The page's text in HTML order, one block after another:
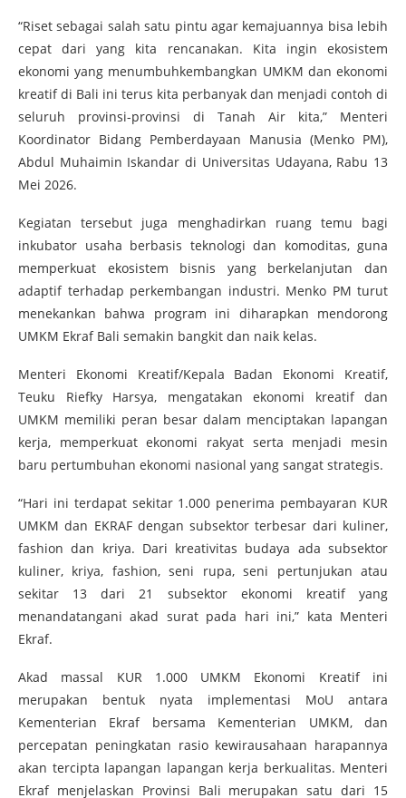
“Riset sebagai salah satu pintu agar kemajuannya bisa lebih
cepat dari yang kita rencanakan. Kita ingin ekosistem
ekonomi yang menumbuhkembangkan UMKM dan ekonomi
kreatif di Bali ini terus kita perbanyak dan menjadi contoh di
seluruh provinsi-provinsi di Tanah Air kita,” Menteri
Koordinator Bidang Pemberdayaan Manusia (Menko PM),
Abdul Muhaimin Iskandar di Universitas Udayana, Rabu 13
Mei 2026.
Kegiatan tersebut juga menghadirkan ruang temu bagi
inkubator usaha berbasis teknologi dan komoditas, guna
memperkuat ekosistem bisnis yang berkelanjutan dan
adaptif terhadap perkembangan industri. Menko PM turut
menekankan bahwa program ini diharapkan mendorong
UMKM Ekraf Bali semakin bangkit dan naik kelas.
Menteri Ekonomi Kreatif/Kepala Badan Ekonomi Kreatif,
Teuku Riefky Harsya, mengatakan ekonomi kreatif dan
UMKM memiliki peran besar dalam menciptakan lapangan
kerja, memperkuat ekonomi rakyat serta menjadi mesin
baru pertumbuhan ekonomi nasional yang sangat strategis.
“Hari ini terdapat sekitar 1.000 penerima pembayaran KUR
UMKM dan EKRAF dengan subsektor terbesar dari kuliner,
fashion dan kriya. Dari kreativitas budaya ada subsektor
kuliner, kriya, fashion, seni rupa, seni pertunjukan atau
sekitar 13 dari 21 subsektor ekonomi kreatif yang
menandatangani akad surat pada hari ini,” kata Menteri
Ekraf.
Akad massal KUR 1.000 UMKM Ekonomi Kreatif ini
merupakan bentuk nyata implementasi MoU antara
Kementerian Ekraf bersama Kementerian UMKM, dan
percepatan peningkatan rasio kewirausahaan harapannya
akan tercipta lapangan lapangan kerja berkualitas. Menteri
Ekraf menjelaskan Provinsi Bali merupakan satu dari 15